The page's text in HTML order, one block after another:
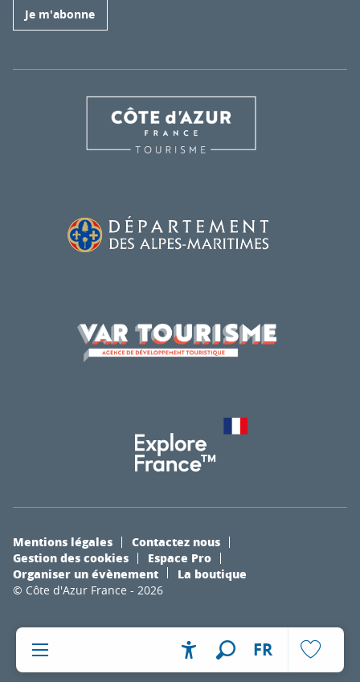
AccessibilitéVoir les
Recherche
FR
Je m'abonne
© Côte d'Azur France - 2026
Mentions légales
Contactez nous
Gestion des cookies
Espace Pro
Organiser un évènement
La boutique